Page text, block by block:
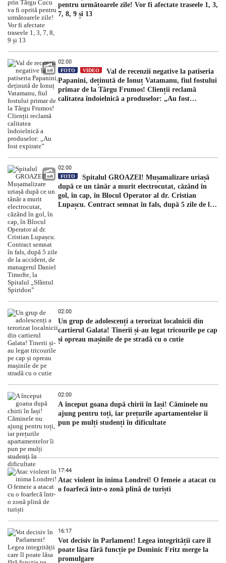
pentru următoarele zile! Vor fi afectate traseele 1, 3,
7, 8, 9 și 13
02:00
FOTO VIDEO
Val de recenzii negative la patiseria
Papanini, deținută de Ionuț Vatamanu, fiul fostului
primar de la Târgu Frumos! Clienții reclamă
calitatea îndoielnică a produselor: „Au fost
02:00
FOTO
Spitalul GROAZEI! Mușamalizare uriașă
după ce un tânăr a murit electrocutat, căzând în
gol, în cap, în Blocul Operator al dr. Cristian
Lupașcu. Contract semnat în fals, după 5 zile de la
02:00
Un grup de adolescenți a terorizat localnicii din
cartierul Galata! Tinerii și-au legat tricourile pe cap
și opreau mașinile de pe stradă cu o cutie
02:00
A început goana după chirii în Iași! Căminele nu
ajung pentru toți, iar prețurile apartamentelor îi
pun pe mulți studenți în dificultate
17:44
Atac violent în inima Londrei! O femeie a atacat cu
o foarfecă într-o zonă plină de turiști
16:17
Vot decisiv în Parlament! Legea integrității care îl
poate lăsa fără funcție pe Dominic Fritz merge la
promulgare